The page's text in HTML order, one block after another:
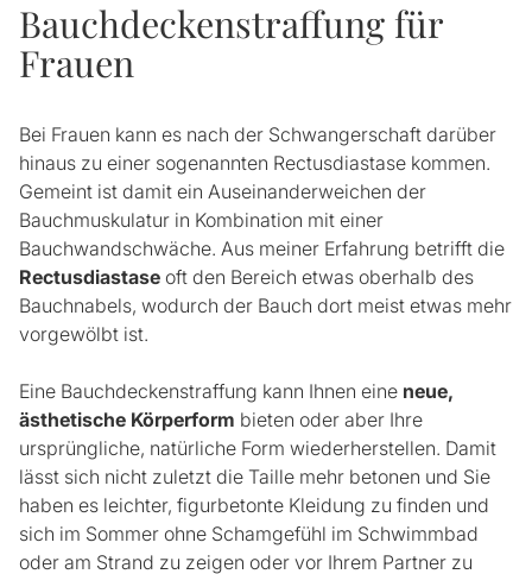
Bauchdeckenstraffung für
Frauen
Bei Frauen kann es nach der Schwangerschaft darüber
hinaus zu einer sogenannten Rectusdiastase kommen.
Gemeint ist damit ein Auseinanderweichen der
Bauchmuskulatur in Kombination mit einer
Bauchwandschwäche. Aus meiner Erfahrung betrifft die
Rectusdiastase oft den Bereich etwas oberhalb des
Bauchnabels, wodurch der Bauch dort meist etwas mehr
vorgewölbt ist.
Eine Bauchdeckenstraffung kann Ihnen eine neue,
ästhetische Körperform bieten oder aber Ihre
ursprüngliche, natürliche Form wiederherstellen. Damit
lässt sich nicht zuletzt die Taille mehr betonen und Sie
haben es leichter, figurbetonte Kleidung zu finden und
sich im Sommer ohne Schamgefühl im Schwimmbad
oder am Strand zu zeigen oder vor Ihrem Partner zu